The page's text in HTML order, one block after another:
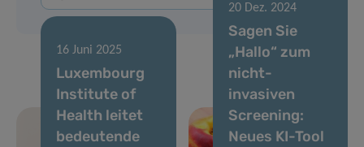
16 Juni 2025
Luxembourg
Institute of
Health leitet
bedeutende
20 Dez. 2024
Sagen Sie
„Hallo“ zum
nicht-
invasiven
Screening:
Neues KI-Tool